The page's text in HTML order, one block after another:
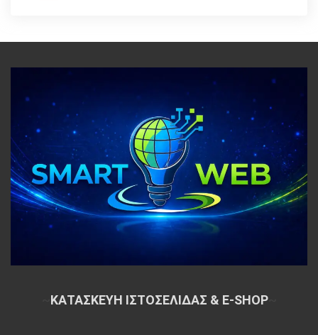
ΚΑΤΑΣΚΕΥΗ ΙΣΤΟΣΕΛΙΔΑΣ & E-SHOP~